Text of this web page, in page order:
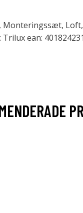
Monteringssæt,
ean: